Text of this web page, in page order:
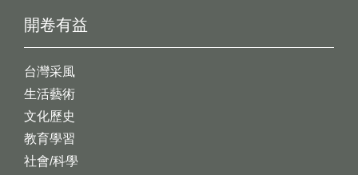
開卷有益
台灣采風
生活藝術
文化歷史
教育學習
社會/科學